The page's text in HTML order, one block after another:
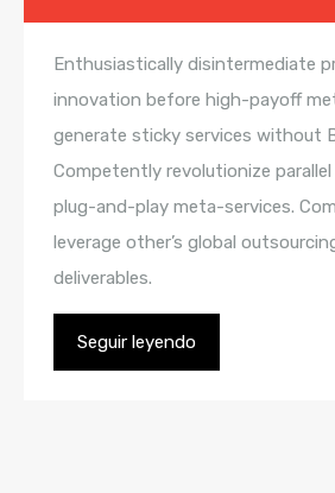
Enthusiastically disintermediate
innovation before high-payoff
generate sticky services without
Competently revolutionize
plug-and-play meta-services.
leverage other’s global
deliverables.
Seguir leyendo